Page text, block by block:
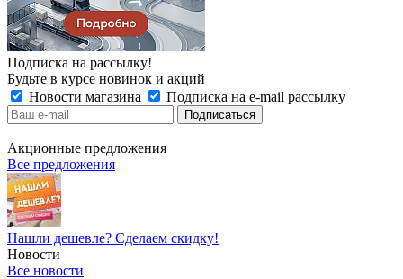
Подписка на рассылку!
Будьте в курсе новинок и акций
Новости магазина
Подписка на e-mail рассылку
Акционные предложения
Все предложения
Нашли дешевле? Сделаем скидку!
Новости
Все новости